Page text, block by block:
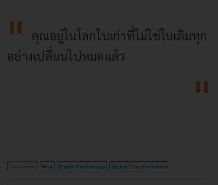
คุณอยู่ในโลกใบเก่าที่ไม่ใช่ใบเดิมทุก
อย่างเปลี่ยนไปหมดแล้ว
Corp Innov WHA Digital Technology Digital Transformation